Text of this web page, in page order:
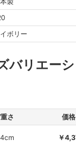
ボリー
バリエー
さ 価格
￥